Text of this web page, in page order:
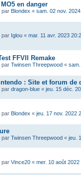
en danger
par Blondex « sam. 02 nov. 2024
par Iglou « mar. 11 avr. 2023
FFVII Remake
par Twinsen Threepwood «
: Site et forum de
par dragon-blue « jeu. 15 déc.
par Blondex « jeu. 17 nov. 2022
par Twinsen Threepwood « jeu.
par Vince20 « mer. 10 août 2022